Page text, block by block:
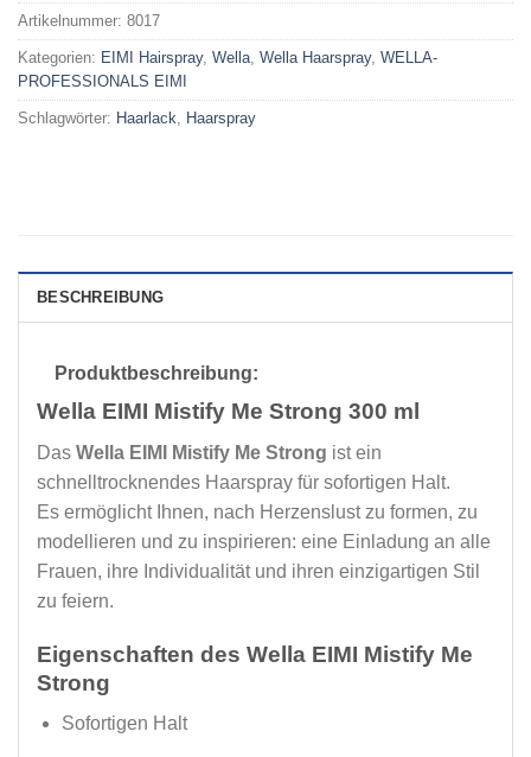
Artikelnummer: 8017
Kategorien: EIMI Hairspray, Wella, Wella Haarspray, WELLA-
PROFESSIONALS EIMI
Schlagwörter: Haarlack, Haarspray
BESCHREIBUNG
Produktbeschreibung:
Wella EIMI Mistify Me Strong 300 ml
Das Wella EIMI Mistify Me Strong ist ein
schnelltrocknendes Haarspray für sofortigen Halt.
Es ermöglicht Ihnen, nach Herzenslust zu formen, zu
modellieren und zu inspirieren: eine Einladung an alle
Frauen, ihre Individualität und ihren einzigartigen Stil
zu feiern.
Eigenschaften des Wella EIMI Mistify Me
Strong
Sofortigen Halt